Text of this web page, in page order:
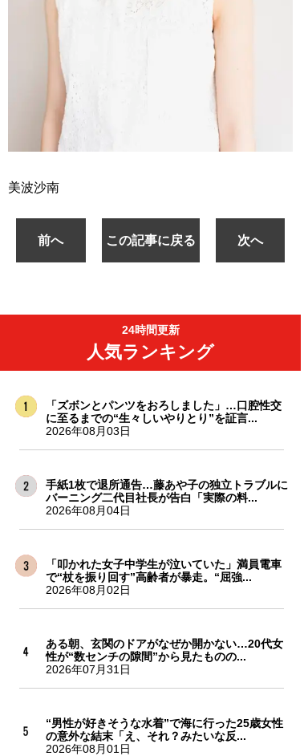
美波沙南
前へ この記事に戻る 次へ
24時間更新
人気ランキング
「ズボンとパンツをおろしました」…口腔性交
に至るまでの“生々しいやりとり”を証言...
2026年08月03日
手紙1枚で退所通告…藤あや子の独立トラブルに
バーニング二代目社長が告白「実際の料...
2026年08月04日
「叩かれた女子中学生が泣いていた」満員電車
で“杖を振り回す”高齢者が暴走。“屈強...
2026年08月02日
ある朝、玄関のドアがなぜか開かない…20代女
性が“数センチの隙間”から見たものの...
2026年07月31日
“男性が好きそうな水着”で海に行った25歳女性
の意外な結末「え、それ？みたいな反...
2026年08月01日